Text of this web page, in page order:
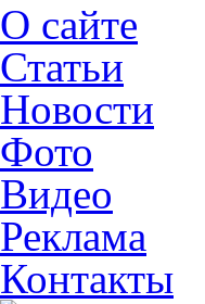
О сайте
Статьи
Новости
Фото
Видео
Реклама
Контакты